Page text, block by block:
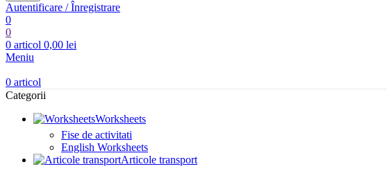
Autentificare / Înregistrare
0
0
0 articol 0,00 lei
Meniu
0 articol
Categorii
Worksheets
Fise de activitati
English Worksheets
Articole transport